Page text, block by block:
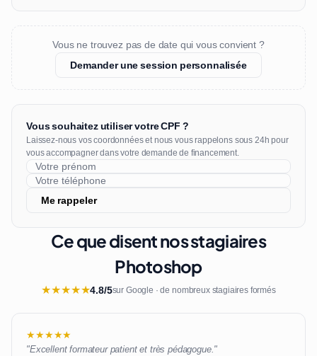
Vous ne trouvez pas de date qui vous convient ?
Demander une session personnalisée
Vous souhaitez utiliser votre CPF ?
Laissez-nous vos coordonnées et nous vous rappelons sous 24h pour
vous accompagner dans votre demande de financement.
Me rappeler
Ce que disent nos stagiaires
Photoshop
★★★★★4.8/5sur Google · de nombreux stagiaires formés
★★★★★
"Excellent formateur patient et très pédagogue."